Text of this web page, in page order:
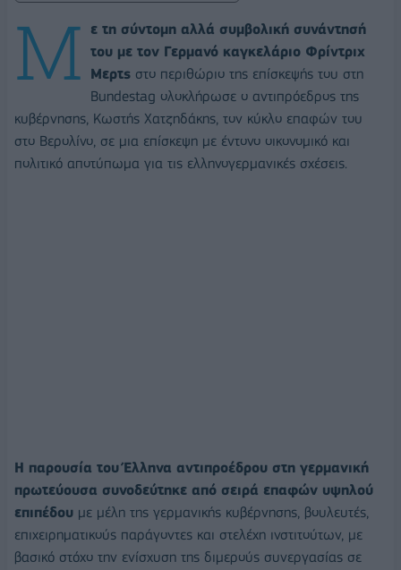
Μ
ε τη σύντομη αλλά συμβολική συνάντησή
του με τον Γερμανό καγκελάριο Φρίντριχ
Μερτς στο περιθώριο της επίσκεψής του στη
Bundestag ολοκλήρωσε ο αντιπρόεδρος της
κυβέρνησης, Κωστής Χατζηδάκης, τον κύκλο επαφών του
στο Βερολίνο, σε μια επίσκεψη με έντονο οικονομικό και
πολιτικό αποτύπωμα για τις ελληνογερμανικές σχέσεις.
Η παρουσία του Έλληνα αντιπροέδρου στη γερμανική
πρωτεύουσα συνοδεύτηκε από σειρά επαφών υψηλού
επιπέδου με μέλη της γερμανικής κυβέρνησης, βουλευτές,
επιχειρηματικούς παράγοντες και στελέχη ινστιτούτων, με
βασικό στόχο την ενίσχυση της διμερούς συνεργασίας σε